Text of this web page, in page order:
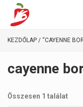
KEZDŐLAP / “CAYENNE
cayenne
Összesen 1 találat